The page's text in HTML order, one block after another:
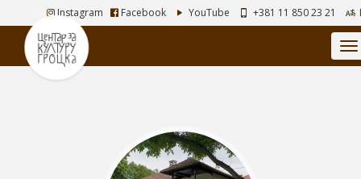
Instagram Facebook YouTube +381 11 850 23 21